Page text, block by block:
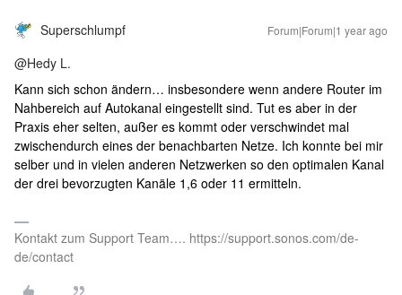
Superschlumpf Forum|Forum|1 year ago
@Hedy L.
Kann sich schon ändern… insbesondere wenn andere Router im
Nahbereich auf Autokanal eingestellt sind. Tut es aber in der
Praxis eher selten, außer es kommt oder verschwindet mal
zwischendurch eines der benachbarten Netze. Ich konnte bei mir
selber und in vielen anderen Netzwerken so den optimalen Kanal
der drei bevorzugten Kanäle 1,6 oder 11 ermitteln.
Kontakt zum Support Team…. https://support.sonos.com/de-
de/contact